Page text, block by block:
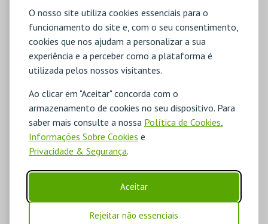
O nosso site utiliza cookies essenciais para o
funcionamento do site e, com o seu consentimento,
cookies que nos ajudam a personalizar a sua
experiência e a perceber como a plataforma é
utilizada pelos nossos visitantes.
Ao clicar em "Aceitar" concorda com o
armazenamento de cookies no seu dispositivo. Para
saber mais consulte a nossa Política de Cookies,
Informações Sobre Cookies e
Privacidade & Segurança.
Aceitar
Rejeitar não essenciais